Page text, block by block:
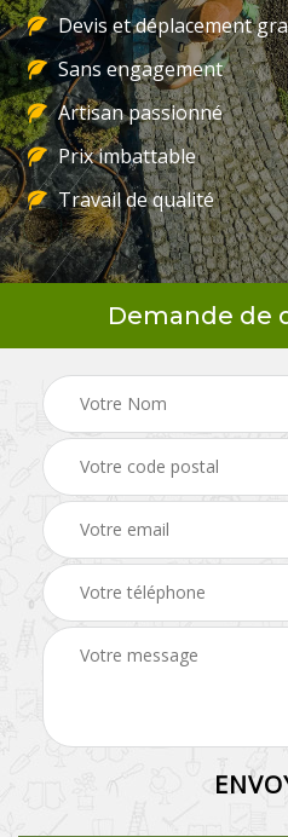
Devis et déplacement
Sans engagement
Artisan passionné
Prix imbattable
Travail de qualité
Demande de